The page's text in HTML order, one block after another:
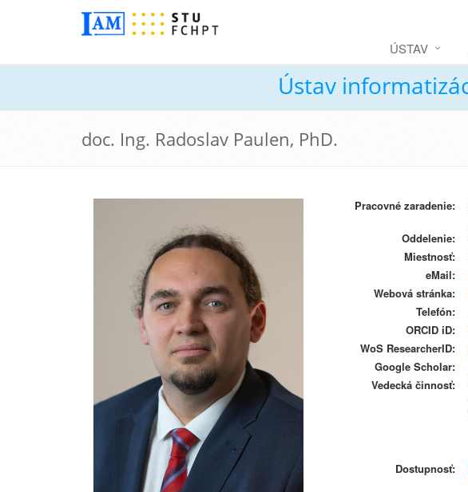
ÚSTAV
Ústav
doc. Ing. Radoslav Paulen, PhD.
Pracovné zaradenie:
Oddelenie:
Miestnosť:
eMail:
Webová stránka:
Telefón:
ORCID iD:
WoS ResearcherID:
Google Scholar:
Vedecká činnosť:
Dostupnosť: